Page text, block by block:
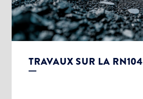
TRAVAUX SUR LA RN104